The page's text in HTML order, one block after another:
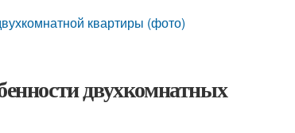
квартиры (фото)
двухкомнатных